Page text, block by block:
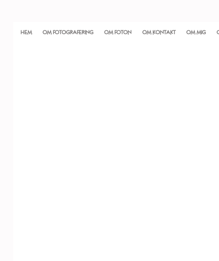
HEM OM FOTOGRAFERING OM FOTON OM KONTAKT OM MIG